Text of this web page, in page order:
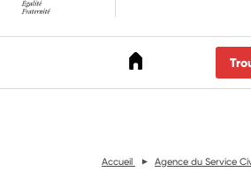
Accueil Agence du Service